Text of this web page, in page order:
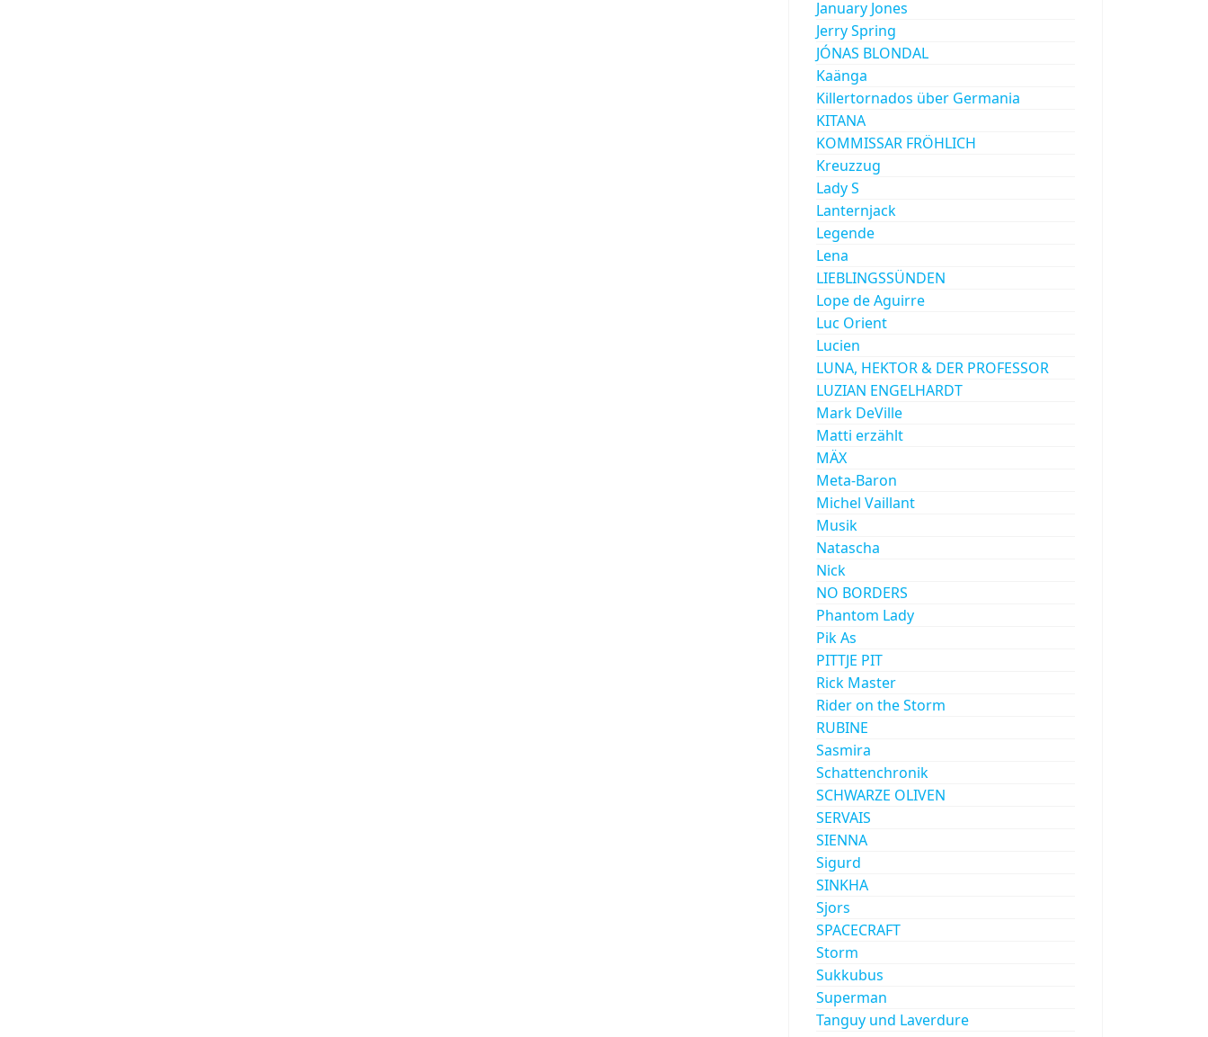
January Jones
Jerry Spring
JÓNAS BLONDAL
Kaänga
Killertornados über Germania
KITANA
KOMMISSAR FRÖHLICH
Kreuzzug
Lady S
Lanternjack
Legende
Lena
LIEBLINGSSÜNDEN
Lope de Aguirre
Luc Orient
Lucien
LUNA, HEKTOR & DER PROFESSOR
LUZIAN ENGELHARDT
Mark DeVille
Matti erzählt
MÄX
Meta-Baron
Michel Vaillant
Musik
Natascha
Nick
NO BORDERS
Phantom Lady
Pik As
PITTJE PIT
Rick Master
Rider on the Storm
RUBINE
Sasmira
Schattenchronik
SCHWARZE OLIVEN
SERVAIS
SIENNA
Sigurd
SINKHA
Sjors
SPACECRAFT
Storm
Sukkubus
Superman
Tanguy und Laverdure